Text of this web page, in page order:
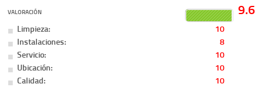
VALORACIÓN 9.6
Limpieza:
10
Instalaciones:
8
Servicio:
10
Ubicación:
10
Calidad:
10